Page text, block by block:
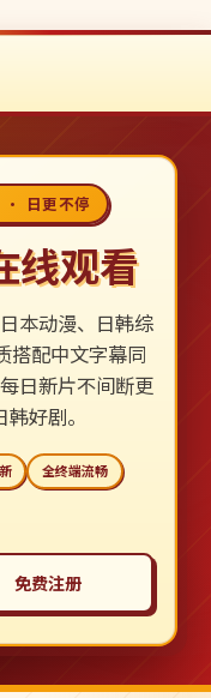
· 日更不停
线观看
本动漫、日韩综
搭配中文字幕同
日新片不间断更
好剧。
全终端流畅
免费注册